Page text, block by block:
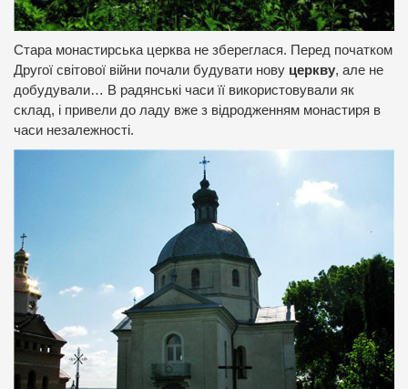
Стара монастирська церква не збереглася. Перед початком
Другої світової війни почали будувати нову церкву, але не
добудували… В радянські часи її використовували як
склад, і привели до ладу вже з відродженням монастиря в
часи незалежності.